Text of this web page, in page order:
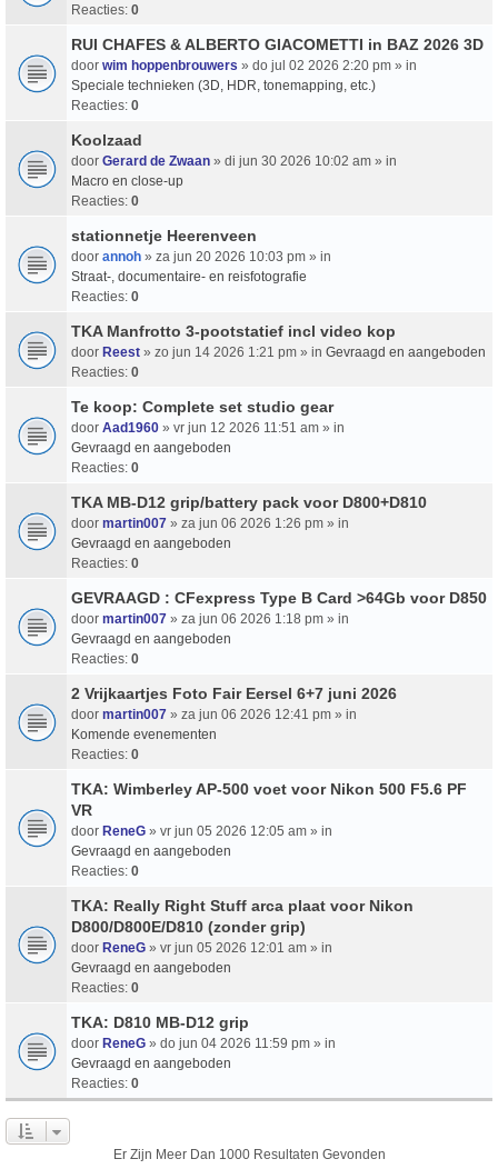
Reacties: 0
RUI CHAFES & ALBERTO GIACOMETTI in BAZ 2026 3D
door wim hoppenbrouwers » do jul 02 2026 2:20 pm » in
Speciale technieken (3D, HDR, tonemapping, etc.)
Reacties: 0
Koolzaad
door Gerard de Zwaan » di jun 30 2026 10:02 am » in
Macro en close-up
Reacties: 0
stationnetje Heerenveen
door annoh » za jun 20 2026 10:03 pm » in
Straat-, documentaire- en reisfotografie
Reacties: 0
TKA Manfrotto 3-pootstatief incl video kop
door Reest » zo jun 14 2026 1:21 pm » in Gevraagd en aangeboden
Reacties: 0
Te koop: Complete set studio gear
door Aad1960 » vr jun 12 2026 11:51 am » in
Gevraagd en aangeboden
Reacties: 0
TKA MB-D12 grip/battery pack voor D800+D810
door martin007 » za jun 06 2026 1:26 pm » in
Gevraagd en aangeboden
Reacties: 0
GEVRAAGD : CFexpress Type B Card >64Gb voor D850
door martin007 » za jun 06 2026 1:18 pm » in
Gevraagd en aangeboden
Reacties: 0
2 Vrijkaartjes Foto Fair Eersel 6+7 juni 2026
door martin007 » za jun 06 2026 12:41 pm » in
Komende evenementen
Reacties: 0
TKA: Wimberley AP-500 voet voor Nikon 500 F5.6 PF
VR
door ReneG » vr jun 05 2026 12:05 am » in
Gevraagd en aangeboden
Reacties: 0
TKA: Really Right Stuff arca plaat voor Nikon
D800/D800E/D810 (zonder grip)
door ReneG » vr jun 05 2026 12:01 am » in
Gevraagd en aangeboden
Reacties: 0
TKA: D810 MB-D12 grip
door ReneG » do jun 04 2026 11:59 pm » in
Gevraagd en aangeboden
Reacties: 0
Er Zijn Meer Dan 1000 Resultaten Gevonden